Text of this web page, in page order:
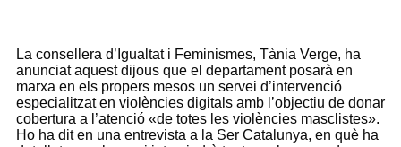
La consellera d’Igualtat i Feminismes, Tània Verge, ha
anunciat aquest dijous que el departament posarà en
marxa en els propers mesos un servei d’intervenció
especialitzat en violències digitals amb l’objectiu de donar
cobertura a l’atenció «de totes les violències masclistes».
Ho ha dit en una entrevista a la Ser Catalunya, en què ha